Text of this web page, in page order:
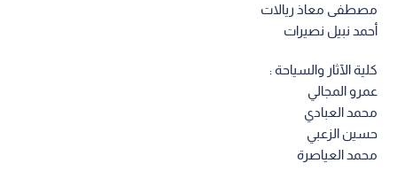
مصطفى معاذ ريالات
أحمد نبيل نصيرات
كلية الآثار والسياحة :
عمرو المجالي
محمد العبادي
حسين الزعبي
محمد العياصرة